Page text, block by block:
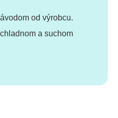
od výrobcu.
a suchom